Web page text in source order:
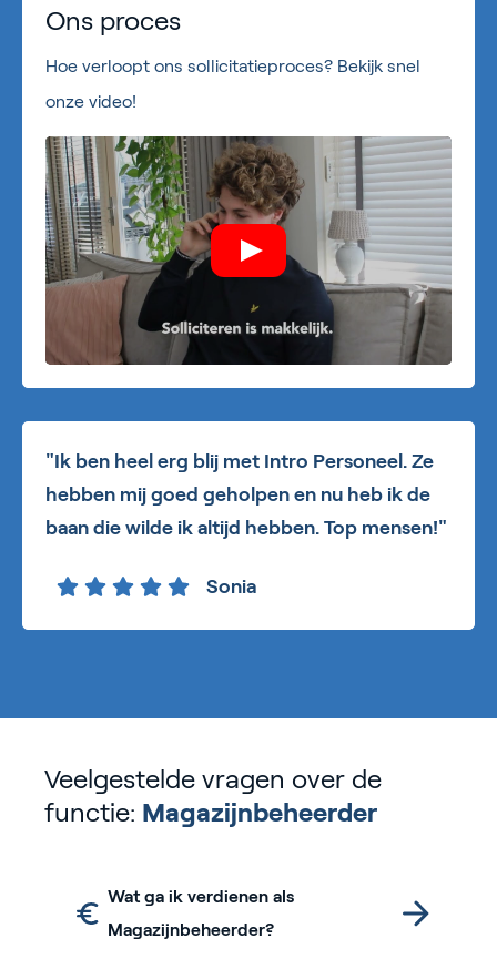
Ons proces
Hoe verloopt ons sollicitatieproces? Bekijk snel
onze video!
"Ik ben heel erg blij met Intro Personeel. Ze
hebben mij goed geholpen en nu heb ik de
baan die wilde ik altijd hebben. Top mensen!"
Sonia
Veelgestelde vragen over de
functie: Magazijnbeheerder
Wat ga ik verdienen als
Magazijnbeheerder?